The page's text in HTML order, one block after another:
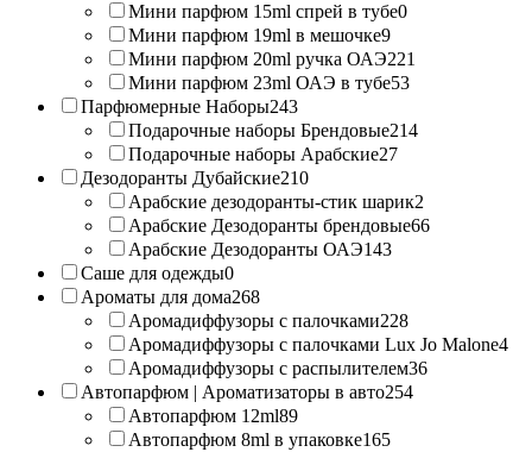
Мини парфюм 15ml спрей в тубе0
Мини парфюм 19ml в мешочке9
Мини парфюм 20ml ручка ОАЭ221
Мини парфюм 23ml ОАЭ в тубе53
Парфюмерные Наборы243
Подарочные наборы Брендовые214
Подарочные наборы Арабские27
Дезодоранты Дубайские210
Арабские дезодоранты-стик шарик2
Арабские Дезодоранты брендовые66
Арабские Дезодоранты ОАЭ143
Саше для одежды0
Ароматы для дома268
Аромадиффузоры с палочками228
Аромадиффузоры с палочками Lux Jo Malone4
Аромадиффузоры с распылителем36
Автопарфюм | Ароматизаторы в авто254
Автопарфюм 12ml89
Автопарфюм 8ml в упаковке165